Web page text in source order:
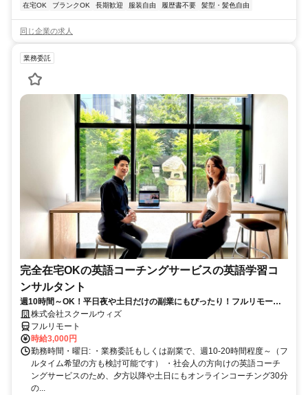
在宅OK
ブランクOK 長期歓迎 服装自由 履歴書不要 髪型・髪色自由
同じ企業の求人
業務委託
完全在宅OKの英語コーチングサービスの英語学習コ
ンサルタント
週10時間～OK！平日夜や土日だけの副業にもぴったり！フルリモート
OKなので世界のどこからでも働けます！
株式会社スクールウィズ
フルリモート
時給3,000円
勤務時間・曜日: ・業務委託もしくは副業で、週10-20時間程度～（フ
ルタイム希望の方も検討可能です） ・社会人の方向けの英語コーチ
ングサービスのため、夕方以降や土日にもオンラインコーチング30分
の...